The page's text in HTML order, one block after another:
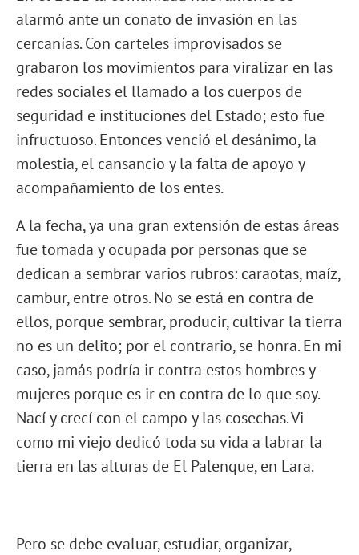
alarmó ante un conato de invasión en las
cercanías. Con carteles improvisados se
grabaron los movimientos para viralizar en las
redes sociales el llamado a los cuerpos de
seguridad e instituciones del Estado; esto fue
infructuoso. Entonces venció el desánimo, la
molestia, el cansancio y la falta de apoyo y
acompañamiento de los entes.
A la fecha, ya una gran extensión de estas áreas
fue tomada y ocupada por personas que se
dedican a sembrar varios rubros: caraotas, maíz,
cambur, entre otros. No se está en contra de
ellos, porque sembrar, producir, cultivar la tierra
no es un delito; por el contrario, se honra. En mi
caso, jamás podría ir contra estos hombres y
mujeres porque es ir en contra de lo que soy.
Nací y crecí con el campo y las cosechas. Vi
como mi viejo dedicó toda su vida a labrar la
tierra en las alturas de El Palenque, en Lara.
Pero se debe evaluar, estudiar, organizar,